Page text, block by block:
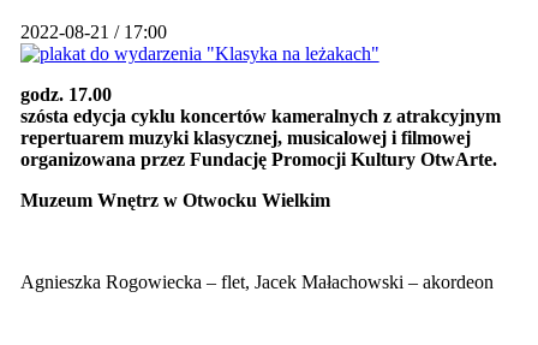
2022-08-21 / 17:00
godz. 17.00
szósta edycja cyklu koncertów kameralnych z atrakcyjnym
repertuarem muzyki klasycznej, musicalowej i filmowej
organizowana przez Fundację Promocji Kultury OtwArte.
Muzeum Wnętrz w Otwocku Wielkim
Agnieszka Rogowiecka – flet, Jacek Małachowski – akordeon